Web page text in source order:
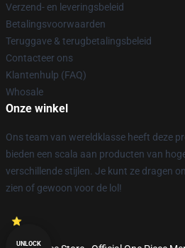
Verzend- en leveringsbeleid
Betalingsvoorwaarden
Teruggave & terugbetalingsbeleid
Contacteer ons
Klantenhulp (FAQ)
Whosale
Onze winkel
Ons team van wereldklasse heeft deze
bieden een scala aan producten van
verschillende stijlen. Je kunt ze dragen
zien of gewoon voor de lol!
UNLOCK